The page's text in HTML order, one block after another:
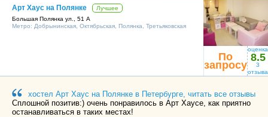
Каждый гость, решивший поделиться своими впечатлениями о
хостеле, оценивает ряд его характеристик по десятибалльной
шкале. Это дает нам возможность составлять и постоянно
обновлять рейтинг хостелов Москвы, а лидеров списка выносить
на главную страницу сайта. Оценке подлежат следующие
параметры: удобство расположения относительно остановок
транспорта и достопримечательностей, отношение сотрудников к
постояльцам, надежность систем безопасности, полнота
номеров и мест общего пользования. Кроме того, отзывы
содержат информацию об условиях проживания в номерах и
предоставляемых услугах.
Арт Хаус на Полянке
Лучшее
Большая Полянка ул., 51 А
Метро: Добрынинская Октябрьская Полянка Третьяковская
По
запросу
оценка
8.5
3
отзыва
хостел Арт Хаус на Полянке в Петербурге, читать все отзывы
Сплошной позитив:) очень понравилось в Арт Хаусе, как приятно
останавливаться в таких местах!
Контакты
Бесплатный по России
8 (800) 222-58-32